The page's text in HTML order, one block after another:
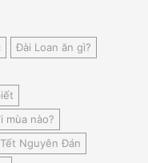
Đài Loan ăn gì?
mùa nào?
Nguyên Đán